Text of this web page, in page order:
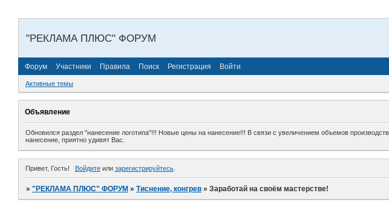
"РЕКЛАМА ПЛЮС" ФОРУМ
Форум Участники Правила Поиск Регистрация Войти
Активные темы
Объявление
Обновился раздел "нанесение логотипа"!!! Новые цены на нанесение!!! В связи с увеличением объемов
нанесение, приятно удивят Вас.
Привет, Гость! Войдитеили зарегистрируйтесь.
»"РЕКЛАМА ПЛЮС" ФОРУМ »Тиснение, конгрев »Заработай на своём мастерстве!